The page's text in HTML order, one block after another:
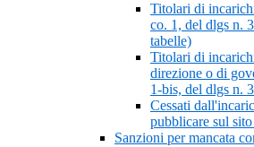
Titolari di
co. 1, del dlgs n.
tabelle)
Titolari di
direzione o di
1-bis, del dlgs n.
Cessati
pubblicare sul
Sanzioni per mancata